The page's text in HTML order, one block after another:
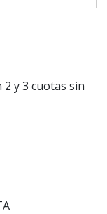
y 3 cuotas sin